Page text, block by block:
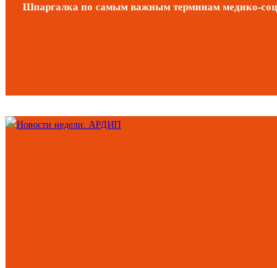
Шпаргалка по самым важным терминам медико-